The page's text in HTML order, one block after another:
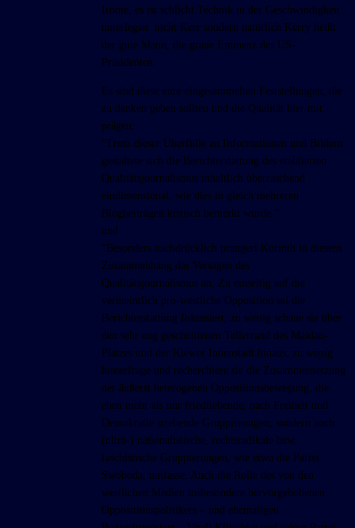
Ironie, es ist schlicht Technik in der Geschwindigkeit
unterlegen: nicht Kerr sondern natürlich Kerry heißt
der gute Mann, die graue Eminenz des US-
Präsidenten.
Es sind diese eure eingesammelten Feststellungen, die
zu denken geben sollten und die Qualität hier mit
prägen:
“Trotz dieser Überfülle an Informationen und Bildern
gestaltete sich die Berichterstattung des etablierten
Qualitätsjournalismus inhaltlich überraschend
eindimensional, wie dies in gleich mehreren
Blogbeiträgen kritisch bemerkt wurde.”
und
“Besonders nachdrücklich prangert Korinth in diesem
Zusammenhang das Versagen des
Qualitätsjournalismus an. Zu einseitig auf die
vermeintlich pro-westliche Opposition sei die
Berichterstattung fokussiert, zu wenig schaue sie über
den sehr eng geschnittenen Tellerrand des Maidan-
Platzes und der Kiewer Innenstadt hinaus, zu wenig
hinterfrage und recherchiere sie die Zusammensetzung
der äußerst heterogenen Oppositionsbewegung, die
eben mehr als nur friedliebende, nach Freiheit und
Demokratie strebende Gruppierungen, sondern auch
(ultra-) nationalistische, rechtsradikale bzw.
faschistische Gruppierungen, wie etwa die Partei
Swoboda, umfasse. Auch die Rolle des von den
westlichen Medien insbesondere hervorgehobenen
Oppositionspolitikers – und ehemaligen